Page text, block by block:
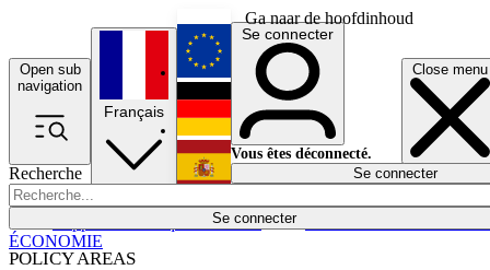
Ga naar de hoofdinhoud
Open sub
navigation
Close menu
Recherche
Se connecter
POLICY AREAS
Économie
Français
English
Deutsch
Español
Se connecter
Vous êtes déconnecté.
Se connecter
ÉCONOMIE